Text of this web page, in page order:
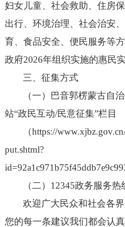
妇女儿童、 社会救助、 住房保
出行、 环境治理、 社会治安、
育、 食品安全、 便民服务等方
政府2026年组织实施的惠民实
三、征集方式
（一）巴音郭楞蒙古自
站“政民互动/民意征集”栏目
（https://
put.shtml?
（二）12345政务服务热
欢迎广大民众和社会各
您的每一条建议我们都会认真